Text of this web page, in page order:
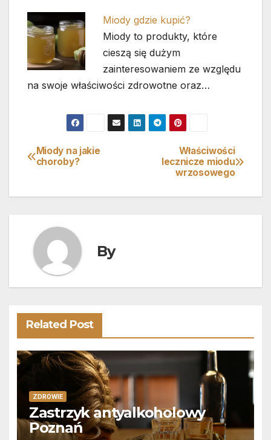
Miody gdzie kupić?
Miody to produkty, które
cieszą się dużym
zainteresowaniem ze względu
na swoje właściwości zdrowotne oraz…
Nawigacja
Właściwości
lecznicze miodu
wrzosowego
Miody na jakie
choroby?
By
Related Post
ZDROWIE
Zastrzyk antyalkoholowy
Poznań